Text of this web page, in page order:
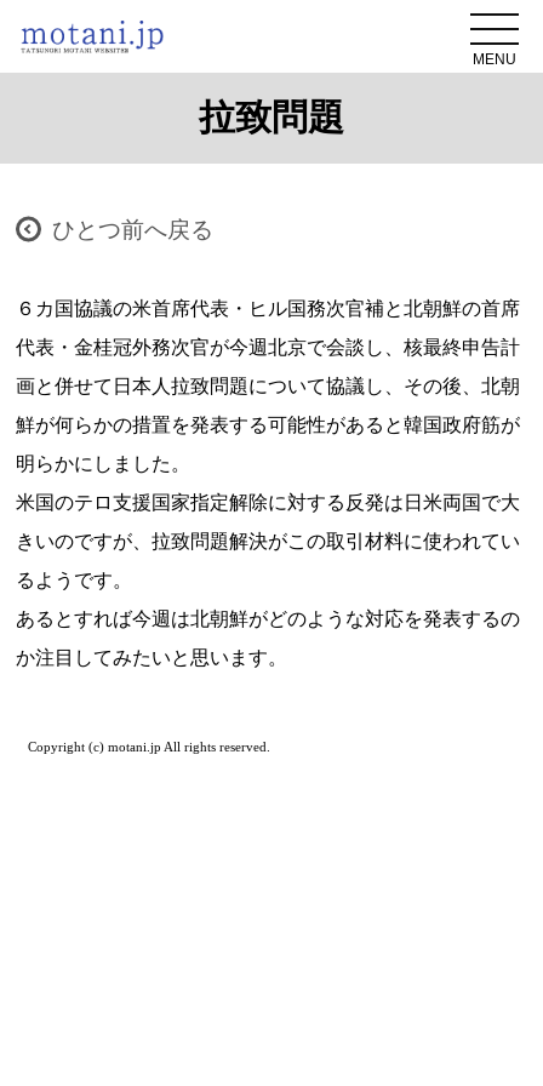
MENU
拉致問題
ひとつ前へ戻る
６カ国協議の米首席代表・ヒル国務次官補と北朝鮮の首席
代表・金桂冠外務次官が今週北京で会談し、核最終申告計
画と併せて日本人拉致問題について協議し、その後、北朝
鮮が何らかの措置を発表する可能性があると韓国政府筋が
明らかにしました。
米国のテロ支援国家指定解除に対する反発は日米両国で大
きいのですが、拉致問題解決がこの取引材料に使われてい
るようです。
あるとすれば今週は北朝鮮がどのような対応を発表するの
か注目してみたいと思います。
Copyright (c) motani.jp All rights reserved.